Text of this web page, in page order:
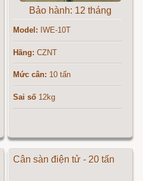
Bảo hành: 12 tháng
Model: IWE-10T
Hãng: CZNT
Mức cân: 10 tấn
Sai số 12kg
Cân sàn điện tử - 20 tấn